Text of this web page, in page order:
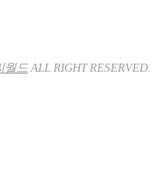
월드ALL RIGHT RESERVED.